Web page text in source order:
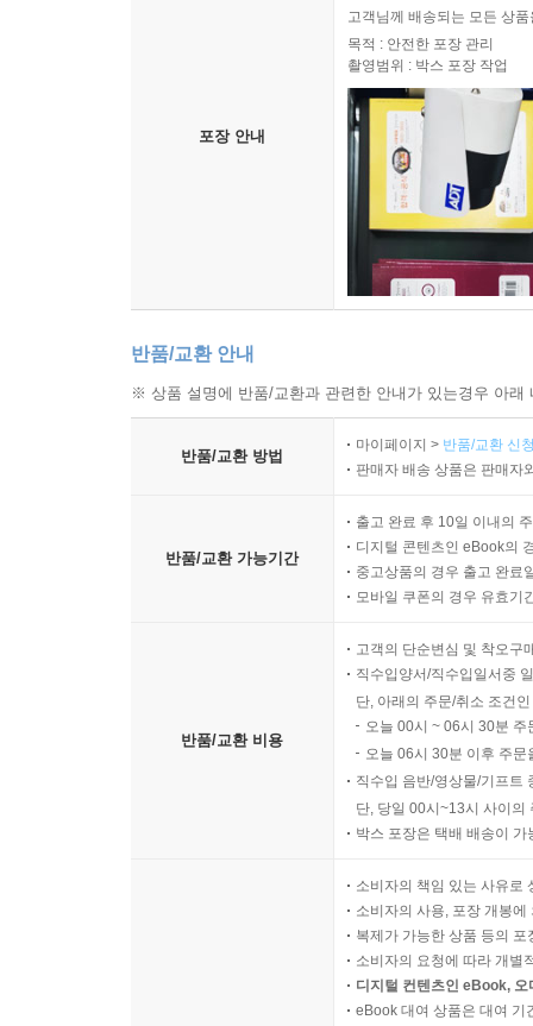
포장 안내
고객님께 배송되는 모든 상
목적 : 안전한 포장 관리
촬영범위 : 박스 포장 작업
반품/교환 안내
※ 상품 설명에 반품/교환과 관련한 안내가 있는경우 아
반품/교환 방법
마이페이지 > 반품/교환 신
판매자 배송 상품은 판매자
반품/교환 가능기간
출고 완료 후 10일 이내의
디지털 콘텐츠인 eBook의
중고상품의 경우 출고 완료
모바일 쿠폰의 경우 유효기
반품/교환 비용
고객의 단순변심 및 착오구
직수입양서/직수입일서중
단, 아래의 주문/취소 조건
오늘 00시 ~ 06시 30분
오늘 06시 30분 이후 주
직수입 음반/영상물/기프트
단, 당일 00시~13시 사이의
박스 포장은 택배 배송이
소비자의 책임 있는 사유로
소비자의 사용, 포장 개봉
복제가 가능한 상품 등의
소비자의 요청에 따라 개별
디지털 컨텐츠인 eBook,
eBook 대여 상품은 대여 기